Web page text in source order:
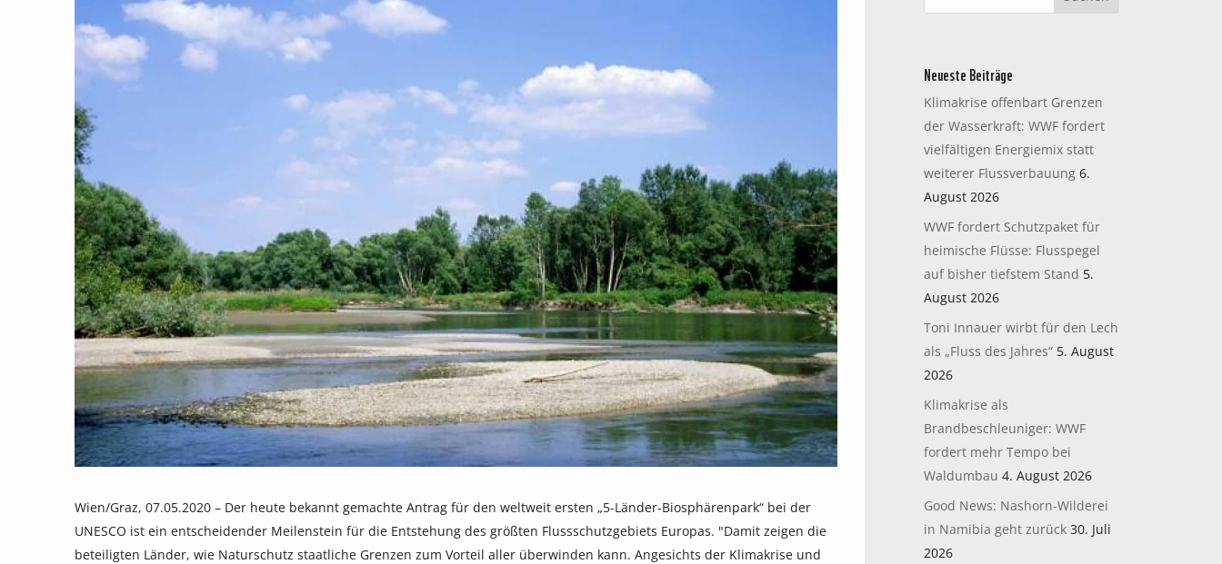
Wien/Graz, 07.05.2020 – Der heute bekannt gemachte Antrag für den weltweit ersten „5-Länder-Biosphärenpark“ bei der
UNESCO ist ein entscheidender Meilenstein für die Entstehung des größten Flussschutzgebiets Europas. "Damit zeigen die
beteiligten Länder, wie Naturschutz staatliche Grenzen zum Vorteil aller überwinden kann. Angesichts der Klimakrise und
Neueste Beiträge
Klimakrise offenbart Grenzen
der Wasserkraft: WWF fordert
vielfältigen Energiemix statt
weiterer Flussverbauung 6.
August 2026
WWF fordert Schutzpaket für
heimische Flüsse: Flusspegel
auf bisher tiefstem Stand 5.
August 2026
Toni Innauer wirbt für den Lech
als „Fluss des Jahres“ 5. August
2026
Klimakrise als
Brandbeschleuniger: WWF
fordert mehr Tempo bei
Waldumbau 4. August 2026
Good News: Nashorn-Wilderei
in Namibia geht zurück 30. Juli
2026